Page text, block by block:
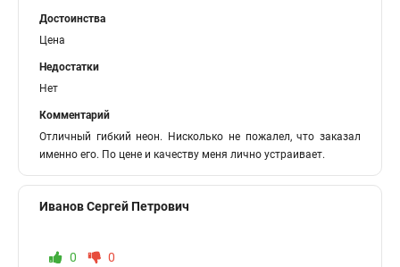
Достоинства
Цена
Недостатки
Нет
Комментарий
Отличный гибкий неон. Нисколько не пожалел, что заказал
именно его. По цене и качеству меня лично устраивает.
Иванов Сергей Петрович
0 0